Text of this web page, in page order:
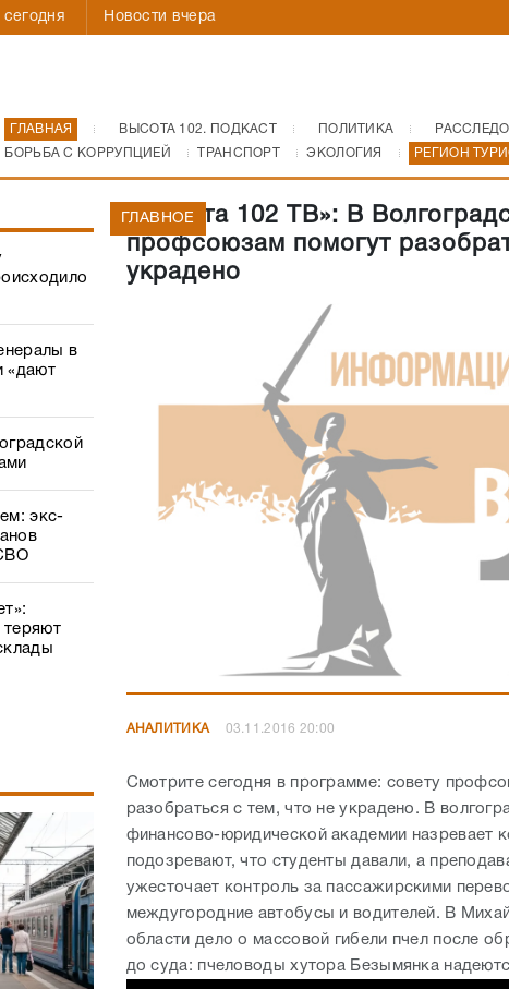
сегодня Новости вчера
ГЛАВНАЯ ВЫСОТА 102. ПОДКАСТ ПОЛИТИКА
БОРЬБА С КОРРУПЦИЕЙ
ТРАНСПОРТ ЭКОЛОГИЯ РЕГИОН
в
«дают
экс-
теряют
«Высота 102 ТВ»: В
профсоюзам помогут
украдено
ГЛАВНОЕ
АНАЛИТИКА 03.11.2016 20:00
Смотрите сегодня в программе: совету
разобраться с тем, что не украдено. В
финансово-юридической академии назревает
подозревают, что студенты давали, а
ужесточает контроль за пассажирскими
междугородние автобусы и водителей. В
области дело о массовой гибели пчел после
до суда: пчеловоды хутора Безымянка